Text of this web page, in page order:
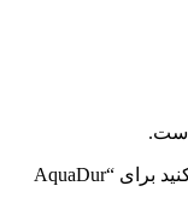
اولین نفری باشید که دیدگاهی را ارسال می کنید برای “AquaDur